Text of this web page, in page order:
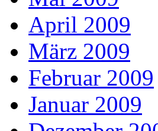
April 2009
März 2009
Februar 2009
Januar 2009